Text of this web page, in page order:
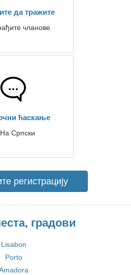
да тражите
чланове
ћаскање
На Српски
регистрацију
градови
Lisabon
Porto